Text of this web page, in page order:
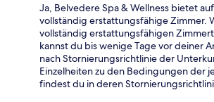
Ja, Belvedere Spa & Wellness bietet
vollständig erstattungsfähige Zimmer.
vollständig erstattungsfähigen
kannst du bis wenige Tage vor deiner
nach Stornierungsrichtlinie der
Einzelheiten zu den Bedingungen der
findest du in deren